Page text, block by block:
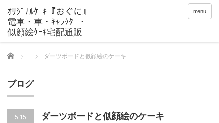
menu
Home ダーツボードと似顔絵のケーキ
ブログ
5.15
ダーツボードと似顔絵のケーキ